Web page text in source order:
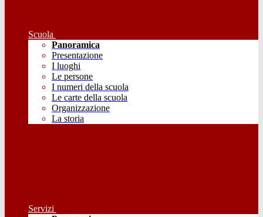
Scuola
Panoramica
Presentazione
I luoghi
Le persone
I numeri della scuola
Le carte della scuola
Organizzazione
La storia
Servizi